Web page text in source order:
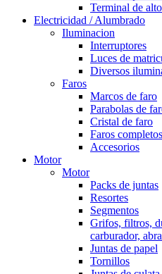
Terminal de
Electricidad / Alumbrado
Iluminacion
Interruptores
Luces de
Diversos
Faros
Marcos de faro
Parabolas de
Cristal de faro
Faros completos
Accesorios
Motor
Motor
Packs de juntas
Resortes
Segmentos
Grifos, filtros,
carburador,
Juntas de papel
Tornillos